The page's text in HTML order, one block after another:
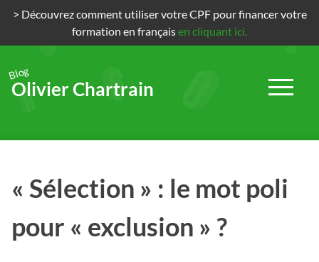
> Découvrez comment utiliser votre CPF pour financer votre
formation en françaisen cliquant ici.
Blog
Olivier Chartrain
« Sélection » : le mot poli
pour « exclusion » ?